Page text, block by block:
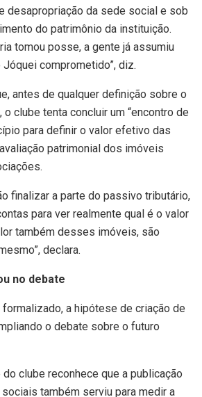
desapropriação da sede social e sob
do patrimônio da instituição.
tomou posse, a gente já assumiu
comprometido”, diz.
antes de qualquer definição sobre o
clube tenta concluir um “encontro de
para definir o valor efetivo das
patrimonial dos imóveis
finalizar a parte do passivo tributário,
para ver realmente qual é o valor
também desses imóveis, são
declara.
no debate
a hipótese de criação de
o debate sobre o futuro
clube reconhece que a publicação
também serviu para medir a